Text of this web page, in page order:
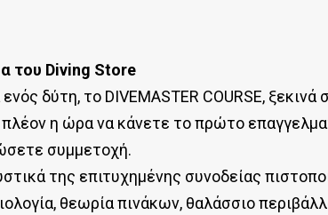
του Diving Store
δύτη, το DIVEMASTER COURSE, ξεκινά
η ώρα να κάνετε το πρώτο
συμμετοχή.
της επιτυχημένης συνοδείας
θεωρία πινάκων, θαλάσσιο